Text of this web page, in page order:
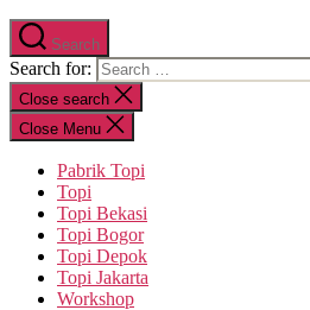
Search
Search for:
Close search
Close Menu
Pabrik Topi
Topi
Topi Bekasi
Topi Bogor
Topi Depok
Topi Jakarta
Workshop